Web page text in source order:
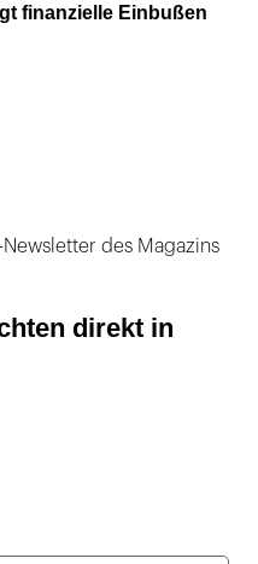
finanzielle Einbußen
des Magazins
direkt in